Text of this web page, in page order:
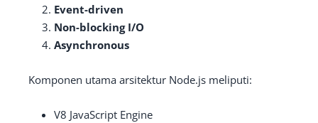
Event-driven
Non-blocking I/O
Asynchronous
Komponen utama arsitektur Node.js meliputi:
V8 JavaScript Engine